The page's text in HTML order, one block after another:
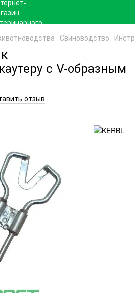
Свиноводство
с V-образным
отзыв